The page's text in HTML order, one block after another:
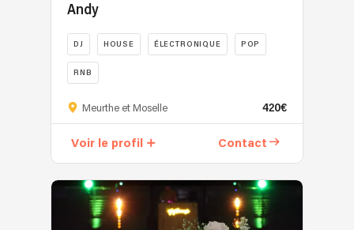
Andy
DJ HOUSE ÉLECTRONIQUE POP
RNB
le
de
Meurthe et Moselle 420€
Voir le profil Contact